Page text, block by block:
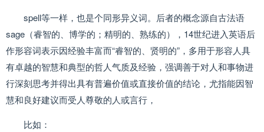
spell等一样，也是个同形异义词。后者的概念源自古法语
sage（睿智的、博学的；精明的、熟练的），14世纪进入英语后
作形容词表示因经验丰富而“睿智的、贤明的”，多用于形容人具
有卓越的智慧和典型的哲人气质及经验，强调善于对人和事物进
行深刻思考并得出具有普遍价值或直接价值的结论，尤指能因智
慧和良好建议而受人尊敬的人或言行，
比如：